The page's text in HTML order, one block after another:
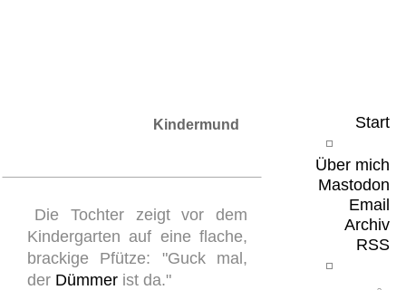
Start
Über mich
Mastodon
Email
Archiv
RSS
Kindermund
Die Tochter zeigt vor dem
Kindergarten auf eine flache,
brackige Pfütze: "Guck mal,
der Dümmer ist da."